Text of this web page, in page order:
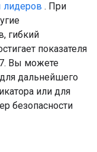
лидеров . При
гибкий
показателя
Вы можете
дальнейшего
или для
безопасности